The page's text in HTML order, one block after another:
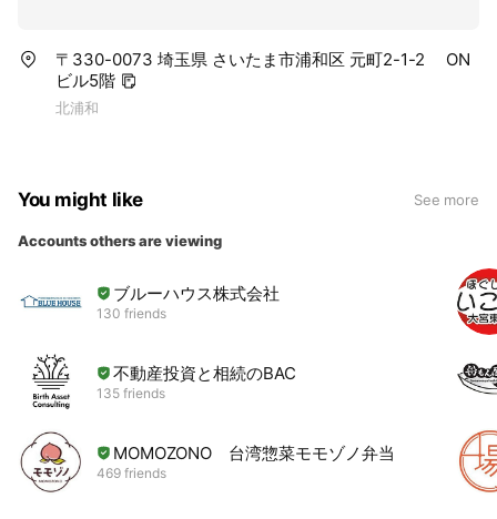
〒330-0073 埼玉県 さいたま市浦和区 元町2-1-2 ON
ビル5階
北浦和
You might like See more
Accounts others are viewing
ブルーハウス株式会社
130 friends
不動産投資と相続のBAC
135 friends
MOMOZONO 台湾惣菜モモゾノ弁当
469 friends